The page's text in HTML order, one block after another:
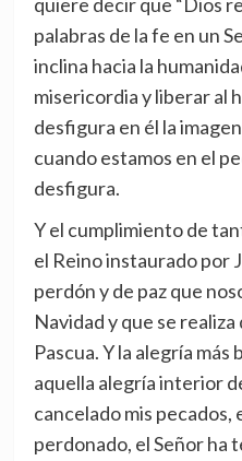
quiere decir que “Dios
palabras de la fe en un
inclina hacia la
misericordia y liberar al
desfigura en él la
cuando estamos en el
desfigura.
Y el cumplimiento de
el Reino instaurado por
perdón y de paz que
Navidad y que se
Pascua. Y la alegría más
aquella alegría interior
cancelado mis pecados,
perdonado, el Señor ha